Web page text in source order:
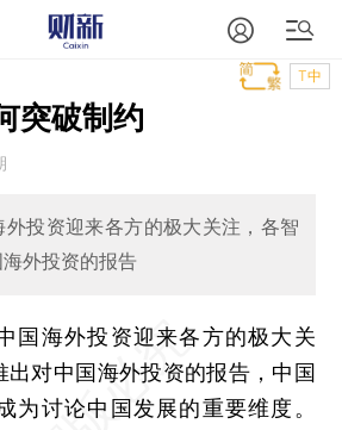
T中
突破制约
投资迎来各方的极大关注，各智
外投资的报告
国海外投资迎来各方的极大关
出对中国海外投资的报告，中国
为讨论中国发展的重要维度。